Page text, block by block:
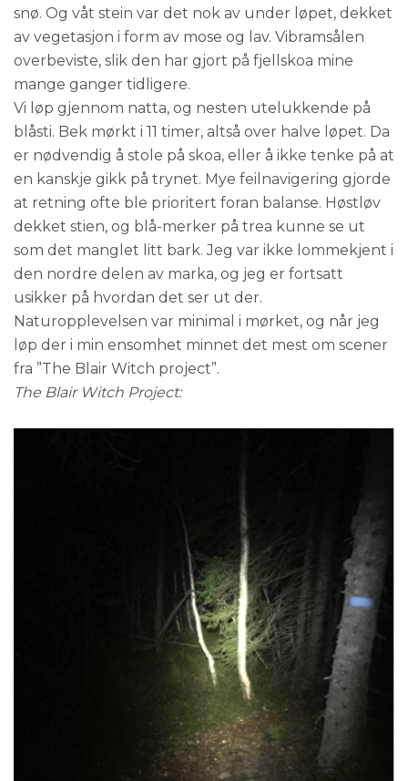
snø. Og våt stein var det nok av under løpet, dekket
av vegetasjon i form av mose og lav. Vibramsålen
overbeviste, slik den har gjort på fjellskoa mine
mange ganger tidligere.
Vi løp gjennom natta, og nesten utelukkende på
blåsti. Bek mørkt i 11 timer, altså over halve løpet. Da
er nødvendig å stole på skoa, eller å ikke tenke på at
en kanskje gikk på trynet. Mye feilnavigering gjorde
at retning ofte ble prioritert foran balanse. Høstløv
dekket stien, og blå-merker på trea kunne se ut
som det manglet litt bark. Jeg var ikke lommekjent i
den nordre delen av marka, og jeg er fortsatt
usikker på hvordan det ser ut der.
Naturopplevelsen var minimal i mørket, og når jeg
løp der i min ensomhet minnet det mest om scener
fra ”The Blair Witch project”.
The Blair Witch Project: